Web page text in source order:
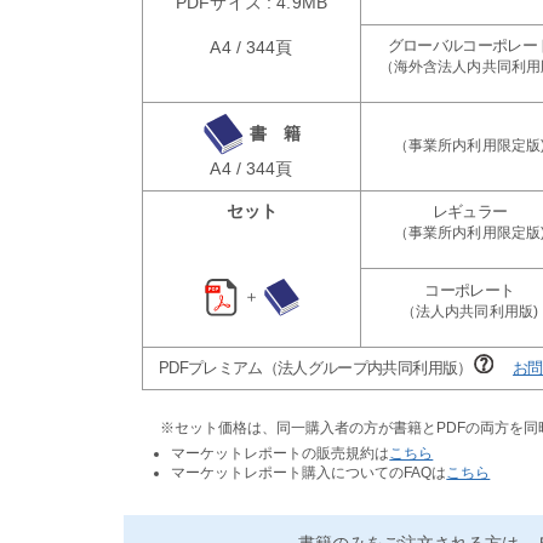
A4 / 344頁
書 籍
A4 / 344頁
セット
＋
PDFプレミアム（法人グループ内共同利用版） お
※セット価格は、同一購入者の方が書籍とPDFの両方を
マーケットレポートの販売規約は こちら
マーケットレポート購入についてのFAQは こちら